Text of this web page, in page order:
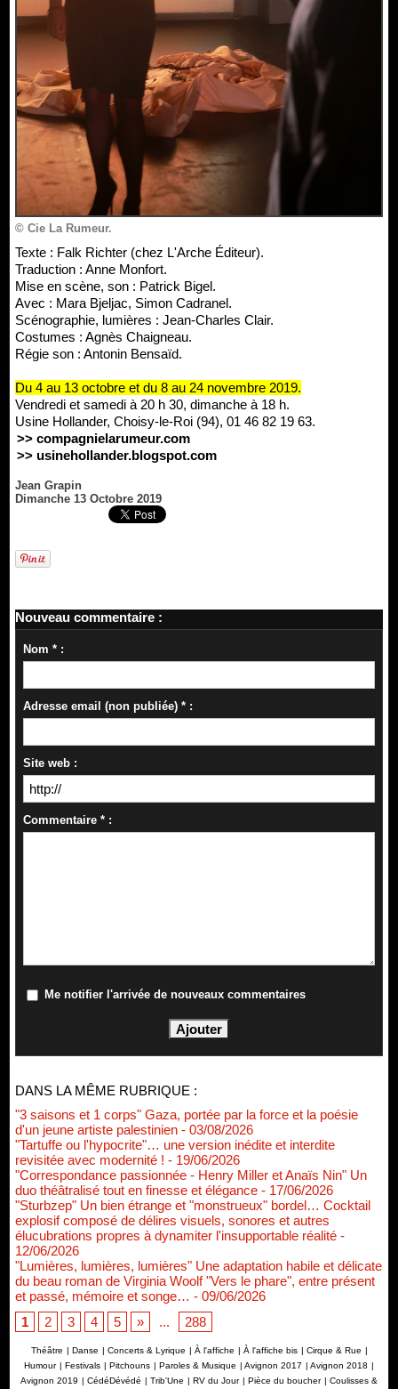
© Cie La Rumeur.
Texte : Falk Richter (chez L'Arche Éditeur).
Traduction : Anne Monfort.
Mise en scène, son : Patrick Bigel.
Avec : Mara Bjeljac, Simon Cadranel.
Scénographie, lumières : Jean-Charles Clair.
Costumes : Agnès Chaigneau.
Régie son : Antonin Bensaïd.
Du 4 au 13 octobre et du 8 au 24 novembre 2019.
Vendredi et samedi à 20 h 30, dimanche à 18 h.
Usine Hollander, Choisy-le-Roi (94), 01 46 82 19 63.
>> compagnielarumeur.com
>> usinehollander.blogspot.com
Jean Grapin
Dimanche 13 Octobre 2019
Nouveau commentaire :
Nom * :
Adresse email (non publiée) * :
Site web :
Commentaire * :
Me notifier l'arrivée de nouveaux commentaires
DANS LA MÊME RUBRIQUE :
"3 saisons et 1 corps" Gaza, portée par la force et la poésie
d'un jeune artiste palestinien - 03/08/2026
"Tartuffe ou l'hypocrite"… une version inédite et interdite
revisitée avec modernité ! - 19/06/2026
"Correspondance passionnée - Henry Miller et Anaïs Nin" Un
duo théâtralisé tout en finesse et élégance - 17/06/2026
"Sturbzep" Un bien étrange et "monstrueux" bordel… Cocktail
explosif composé de délires visuels, sonores et autres
élucubrations propres à dynamiter l'insupportable réalité -
12/06/2026
"Lumières, lumières, lumières" Une adaptation habile et délicate
du beau roman de Virginia Woolf "Vers le phare", entre présent
et passé, mémoire et songe… - 09/06/2026
1
2 3 4 5 » ... 288
Théâtre | Danse | Concerts & Lyrique | À l'affiche | À l'affiche bis | Cirque & Rue |
Humour | Festivals | Pitchouns | Paroles & Musique | Avignon 2017 | Avignon 2018 |
Avignon 2019 | CédéDévédé | Trib'Une | RV du Jour | Pièce du boucher | Coulisses &